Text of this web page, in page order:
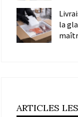
la
ARTICLES